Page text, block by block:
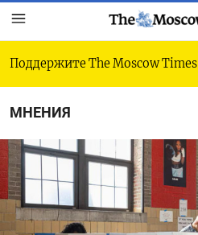
Поддержите The Moscow Times
МНЕНИЯ